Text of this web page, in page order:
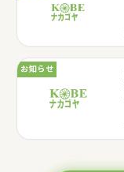
カテゴリ：
お知らせ